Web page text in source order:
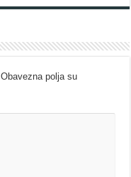
Obavezna polja su